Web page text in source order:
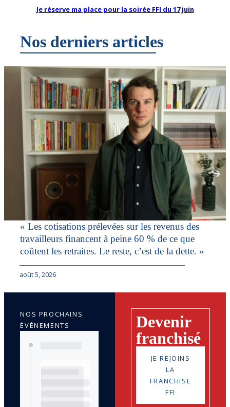
Je réserve ma place pour la soirée FFI du 17 juin
Nos derniers articles
« Les cotisations prélevées sur les revenus des
travailleurs financent à peine 60 % de ce que
coûtent les retraites. Le reste, c’est de la dette. »
août 5, 2026
Devenir
franchisé
JE REJOINS
LA
FRANCHISE
FFI
NOS PROCHAINS
ÉVÉNEMENTS